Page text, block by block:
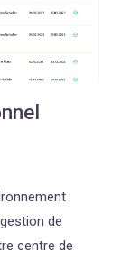
de
centre de